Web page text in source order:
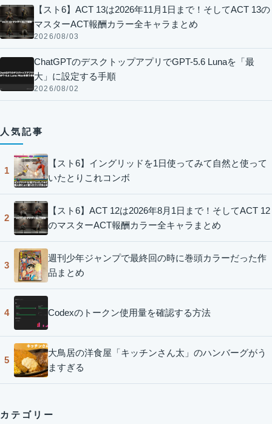
【スト6】ACT 13は2026年11月1日まで！そしてACT 13の
マスターACT報酬カラー全キャラまとめ
2026/08/03
ChatGPTのデスクトップアプリでGPT-5.6 Lunaを「最
大」に設定する手順
2026/08/02
人気記事
1
【スト6】イングリッドを1日使ってみて自然と使って
いたとりこれコンボ
2
【スト6】ACT 12は2026年8月1日まで！そしてACT 12
のマスターACT報酬カラー全キャラまとめ
3
週刊少年ジャンプで最終回の時に巻頭カラーだった作
品まとめ
4 Codexのトークン使用量を確認する方法
5
大鳥居の洋食屋「キッチンさん太」のハンバーグがう
ますぎる
カテゴリー